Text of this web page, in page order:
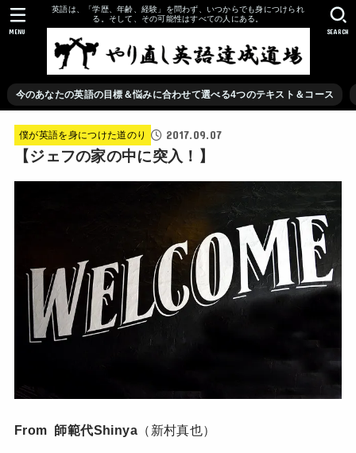
英語は、「学歴、年齢、経験」を問わず、いつからでも身につけられ
る。そして、その可能性はすべての人にある。
今のあなたの英語の目標＆悩みに合わせて選べる4つのテキスト＆コース
SEARCH
MENU
僕が英語を身につけた道のり 2017.09.07
【ジェフの家の中に突入！】
From 師範代Shinya （新村真也）